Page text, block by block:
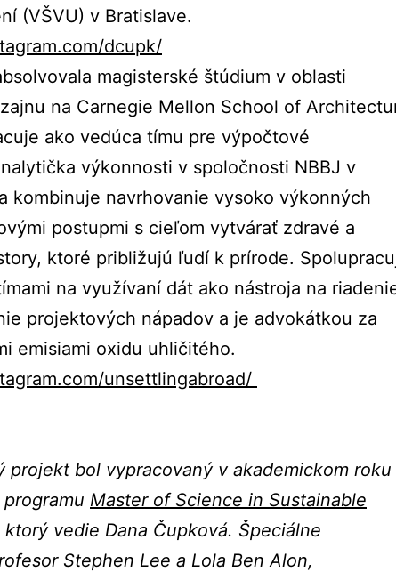
(VŠVU) v Bratislave.
dcupk/
magisterské štúdium v oblasti
na Carnegie Mellon School of
ako vedúca tímu pre výpočtové
výkonnosti v spoločnosti NBBJ v
kombinuje navrhovanie vysoko výkonných
postupmi s cieľom vytvárať zdravé a
ktoré približujú ľudí k prírode.
na využívaní dát ako nástroja na
projektových nápadov a je advokátkou za
emisiami oxidu uhličitého.
unsettlingabroad/
projekt bol vypracovaný v akademickom roku
Master of Science in Sustainable
ktorý vedie Dana Čupková. Špeciálne
Stephen Lee a Lola Ben Alon,